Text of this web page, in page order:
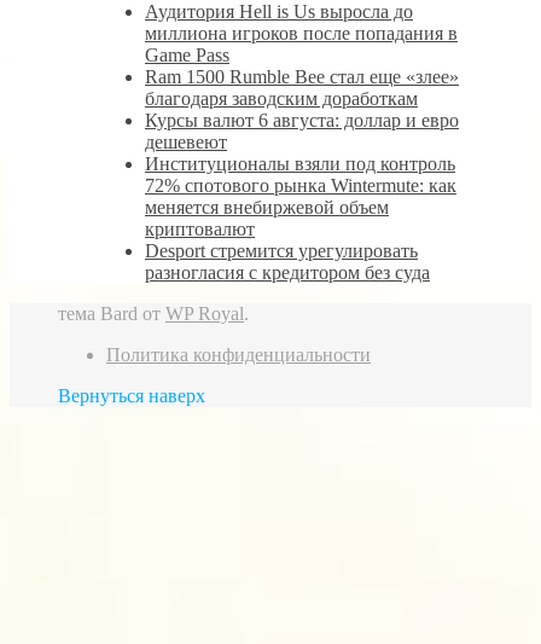
Аудитория Hell is Us выросла до
миллиона игроков после попадания в
Game Pass
Ram 1500 Rumble Bee стал еще «злее»
благодаря заводским доработкам
Курсы валют 6 августа: доллар и евро
дешевеют
Институционалы взяли под контроль
72% спотового рынка Wintermute: как
меняется внебиржевой объем
криптовалют
Desport стремится урегулировать
разногласия с кредитором без суда
тема Bard от WP Royal.
Политика конфиденциальности
Вернуться наверх